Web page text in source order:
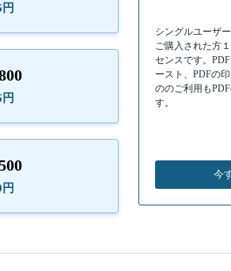
シングルユーザ
ご購入された方
センスです。
ースト、PDFの
ののご利用も
す。
今